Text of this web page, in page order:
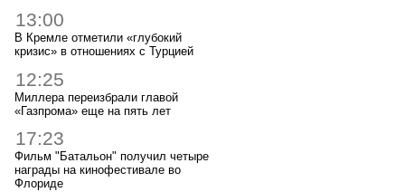
13:00
В Кремле отметили «глубокий
кризис» в отношениях с Турцией
12:25
Миллера переизбрали главой
«Газпрома» еще на пять лет
17:23
Фильм "Батальон" получил четыре
награды на кинофестивале во
Флориде